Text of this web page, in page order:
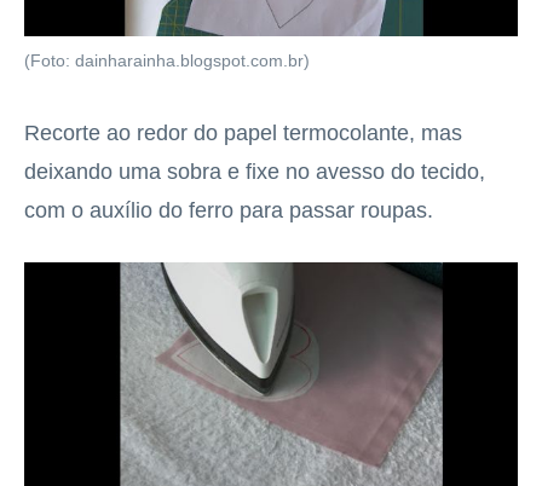
(Foto: dainharainha.blogspot.com.br)
Recorte ao redor do papel termocolante, mas
deixando uma sobra e fixe no avesso do tecido,
com o auxílio do ferro para passar roupas.